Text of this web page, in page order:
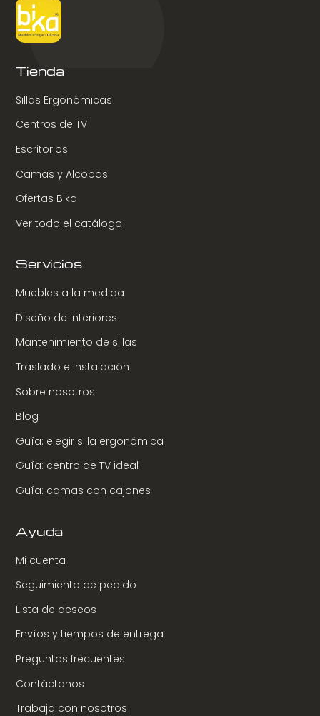
Tienda
Sillas Ergonómicas
Centros de TV
Escritorios
Camas y Alcobas
Ofertas Bika
Ver todo el catálogo
Servicios
Muebles a la medida
Diseño de interiores
Mantenimiento de sillas
Traslado e instalación
Sobre nosotros
Blog
Guía: elegir silla ergonómica
Guía: centro de TV ideal
Guía: camas con cajones
Ayuda
Mi cuenta
Seguimiento de pedido
Lista de deseos
Envíos y tiempos de entrega
Preguntas frecuentes
Contáctanos
Trabaja con nosotros